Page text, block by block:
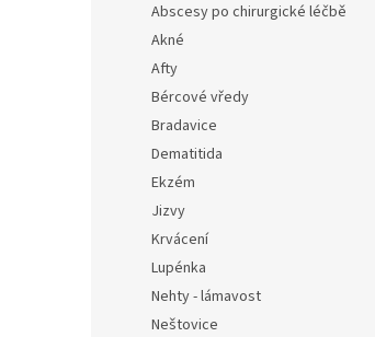
Abscesy po chirurgické léčbě
Akné
Afty
Bércové vředy
Bradavice
Dematitida
Ekzém
Jizvy
Krvácení
Lupénka
Nehty - lámavost
Neštovice